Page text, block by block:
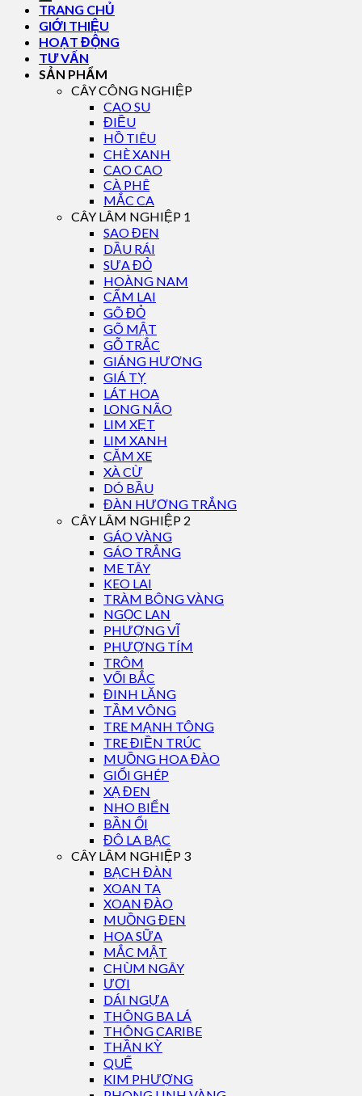
TRANG CHỦ
GIỚI THIỆU
HOẠT ĐỘNG
TƯ VẤN
SẢN PHẨM
CÂY CÔNG NGHIỆP
CAO SU
ĐIỀU
HỒ TIÊU
CHÈ XANH
CAO CAO
CÀ PHÊ
MẮC CA
CÂY LÂM NGHIỆP 1
SAO ĐEN
DẦU RÁI
SƯA ĐỎ
HOÀNG NAM
CẨM LAI
GÕ ĐỎ
GÕ MẬT
GỖ TRẮC
GIÁNG HƯƠNG
GIÁ TỴ
LÁT HOA
LONG NÃO
LIM XẸT
LIM XANH
CĂM XE
XÀ CỪ
DÓ BẦU
ĐÀN HƯƠNG TRẮNG
CÂY LÂM NGHIỆP 2
GÁO VÀNG
GÁO TRẮNG
ME TÂY
KEO LAI
TRÀM BÔNG VÀNG
NGỌC LAN
PHƯỢNG VĨ
PHƯỢNG TÍM
TRÔM
VỐI BẮC
ĐINH LĂNG
TẦM VÔNG
TRE MẠNH TÔNG
TRE ĐIỀN TRÚC
MUỒNG HOA ĐÀO
GIỔI GHÉP
XẠ ĐEN
NHO BIỂN
BẦN ỔI
ĐÔ LA BẠC
CÂY LÂM NGHIỆP 3
BẠCH ĐÀN
XOAN TA
XOAN ĐÀO
MUỒNG ĐEN
HOA SỮA
MẮC MẬT
CHÙM NGÂY
ƯƠI
DÁI NGỰA
THÔNG BA LÁ
THÔNG CARIBE
THẦN KỲ
QUẾ
KIM PHƯỢNG